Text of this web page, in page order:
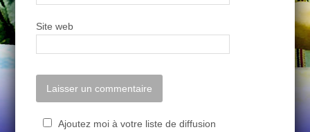
Site web
Ajoutez moi à votre liste de diffusion